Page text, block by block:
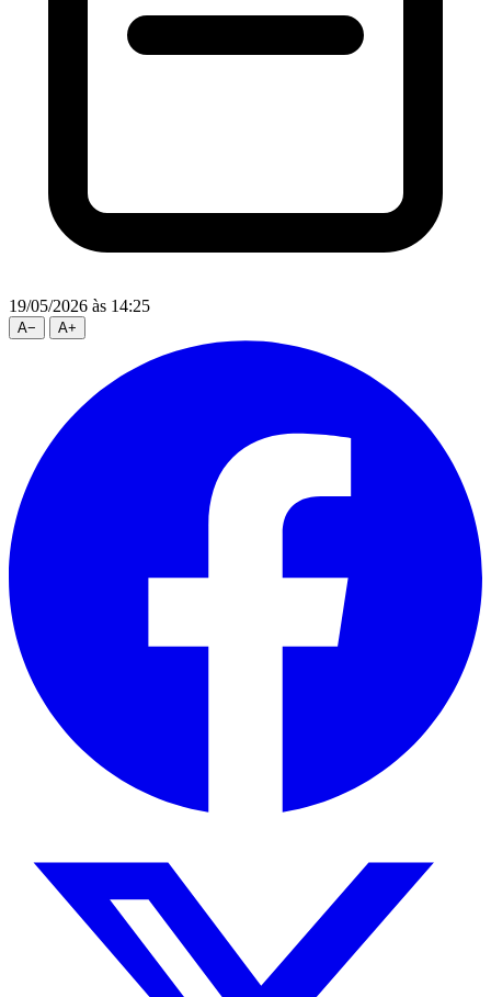
19/05/2026 às 14:25
A− A+